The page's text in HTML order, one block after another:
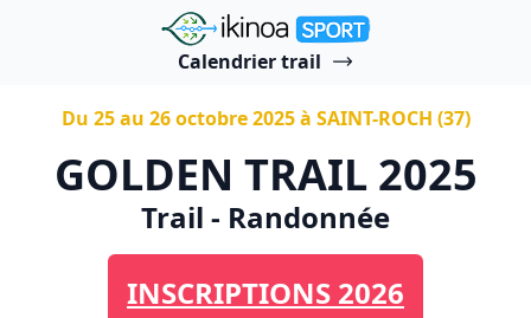
"Ikinoa Sport"
Calendrier trail
Du 25 au 26 octobre 2025 à SAINT-ROCH (37)
GOLDEN TRAIL 2025
Trail - Randonnée
INSCRIPTIONS 2026